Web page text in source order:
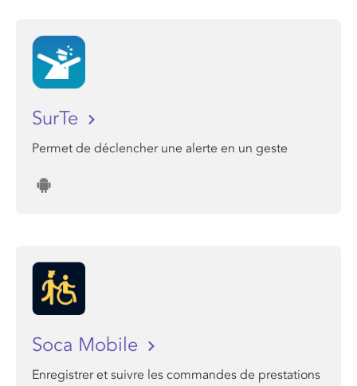
SurTe
Permet de déclencher une alerte en un geste
Soca Mobile
Enregistrer et suivre les commandes de prestations